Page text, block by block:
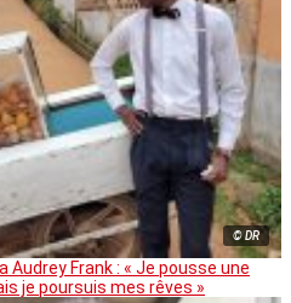
© DR
Audrey Frank : « Je pousse une
je poursuis mes rêves »